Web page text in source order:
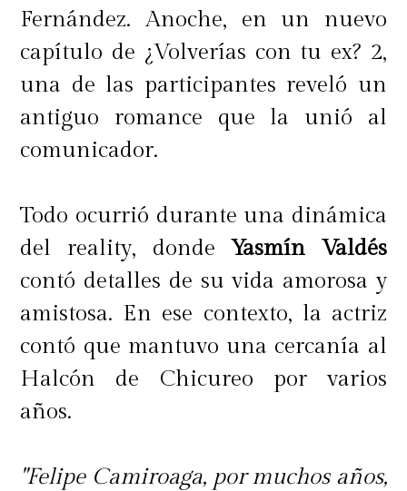
Fernández. Anoche, en un nuevo
capítulo de ¿Volverías con tu ex? 2,
una de las participantes reveló un
antiguo romance que la unió al
comunicador.
Todo ocurrió durante una dinámica
del reality, donde Yasmín Valdés
contó detalles de su vida amorosa y
amistosa. En ese contexto, la actriz
contó que mantuvo una cercanía al
Halcón de Chicureo por varios
años.
"Felipe Camiroaga, por muchos años,